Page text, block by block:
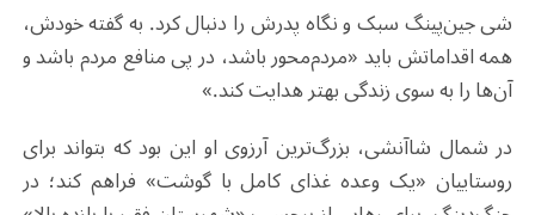
شی جین‌پینگ سبک و نگاه پدرش را دنبال کرد. به گفته خودش،
همه اقداماتش باید «مردم‌محور باشد، در پی منافع مردم باشد و
آن‌ها را به سوی زندگی بهتر هدایت کند.»
در شمال شاآنشی، بزرگ‌ترین آرزوی او این بود که بتواند برای
روستاییان «یک وعده غذای کامل با گوشت» فراهم کند؛ در